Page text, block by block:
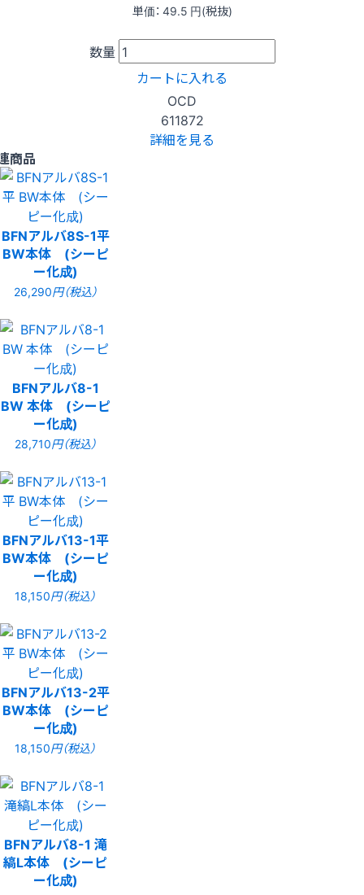
単価： 49.5 円(税抜)
数量
カートに入れる
OCD
611872
詳細を見る
商品
BFNアルバ8S-1平
BW本体 (シーピ
ー化成)
26,290円（税込）
BFNアルバ8-1
BW 本体 (シーピ
ー化成)
28,710円（税込）
BFNアルバ13-1平
BW本体 (シーピ
ー化成)
18,150円（税込）
BFNアルバ13-2平
BW本体 (シーピ
ー化成)
18,150円（税込）
BFNアルバ8-1 滝
縞L本体 (シーピ
ー化成)